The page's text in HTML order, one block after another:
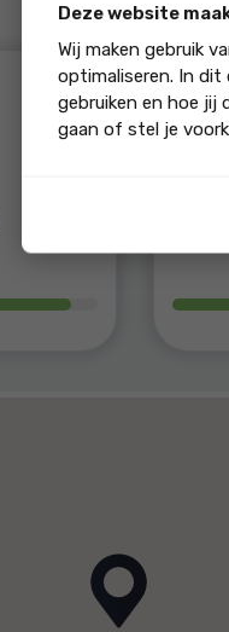
Deze website
Wij maken gebruik
optimaliseren. In dit
gebruiken en hoe jij
gaan of stel je